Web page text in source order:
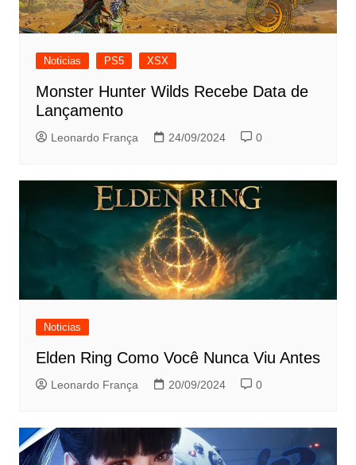
Noticias PS5 XSX
Monster Hunter Wilds Recebe Data de
Lançamento
Leonardo França 24/09/2024 0
Noticias
Elden Ring Como Você Nunca Viu Antes
Leonardo França 20/09/2024 0